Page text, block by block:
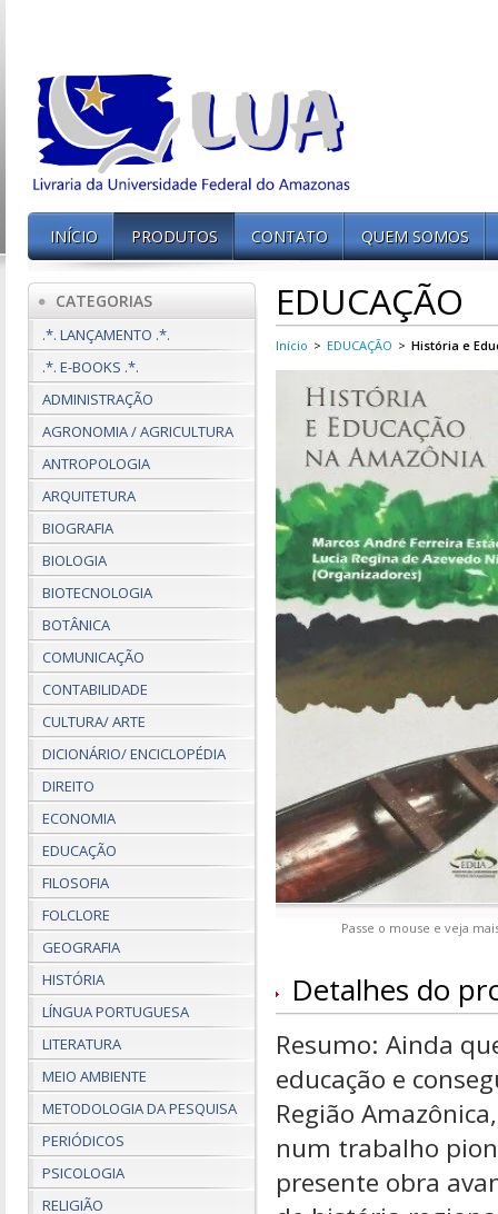
INÍCIO PRODUTOS CONTATO QUEM SOMOS
CATEGORIAS
.*. LANÇAMENTO .*.
.*. E-BOOKS .*.
ADMINISTRAÇÃO
AGRONOMIA / AGRICULTURA
ANTROPOLOGIA
ARQUITETURA
BIOGRAFIA
BIOLOGIA
BIOTECNOLOGIA
BOTÂNICA
COMUNICAÇÃO
CONTABILIDADE
CULTURA/ ARTE
DICIONÁRIO/ ENCICLOPÉDIA
DIREITO
ECONOMIA
EDUCAÇÃO
FILOSOFIA
FOLCLORE
GEOGRAFIA
HISTÓRIA
LÍNGUA PORTUGUESA
LITERATURA
MEIO AMBIENTE
METODOLOGIA DA PESQUISA
PERIÓDICOS
PSICOLOGIA
RELIGIÃO
EDUCAÇÃO
Início > EDUCAÇÃO > História e
Passe o mouse e veja
Detalhes do
Resumo: Ainda
educação e
Região
num trabalho
presente obra